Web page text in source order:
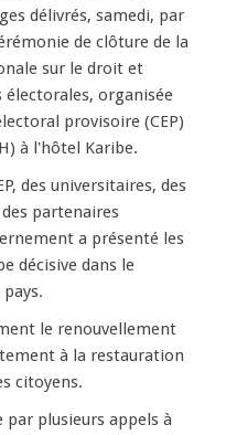
délivrés, samedi, par
de clôture de la
sur le droit et
organisée
provisoire (CEP)
à l'hôtel Karibe.
des universitaires, des
partenaires
a présenté les
décisive dans le
le renouvellement
à la restauration
citoyens.
plusieurs appels à